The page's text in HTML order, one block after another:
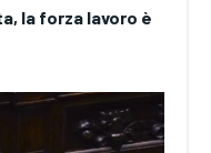
la forza lavoro è